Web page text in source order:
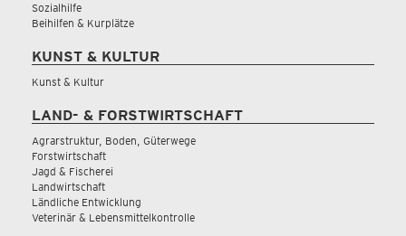
Sozialhilfe
Beihilfen & Kurplätze
KUNST & KULTUR
Kunst & Kultur
LAND- & FORSTWIRTSCHAFT
Agrarstruktur, Boden, Güterwege
Forstwirtschaft
Jagd & Fischerei
Landwirtschaft
Ländliche Entwicklung
Veterinär & Lebensmittelkontrolle